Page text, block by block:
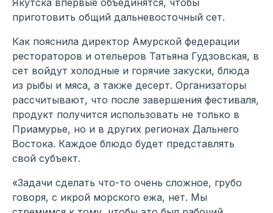
Якутска впервые объединятся, чтобы
приготовить общий дальневосточный сет.
Как пояснила директор Амурской федерации
рестораторов и отельеров Татьяна Гудзовская, в
сет войдут холодные и горячие закуски, блюда
из рыбы и мяса, а также десерт. Организаторы
рассчитывают, что после завершения фестиваля,
продукт получится использовать не только в
Приамурье, но и в других регионах Дальнего
Востока. Каждое блюдо будет представлять
свой субъект.
«Задачи сделать что-то очень сложное, грубо
говоря, с икрой морского ежа, нет. Мы